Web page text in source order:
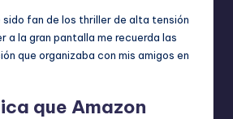
sido fan de los thriller de alta tensión
a la gran pantalla me recuerda las
que organizaba con mis amigos en
que Amazon